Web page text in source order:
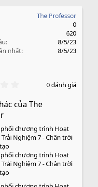
The Professor
0
620
8/5/23
nhất
8/5/23
0
0
o
0 đánh giá
của The
liệu
phối chương trình Hoạt
Nghiệm 7 - Chân trời
phối chương trình Hoạt
Nghiệm 7 - Chân trời